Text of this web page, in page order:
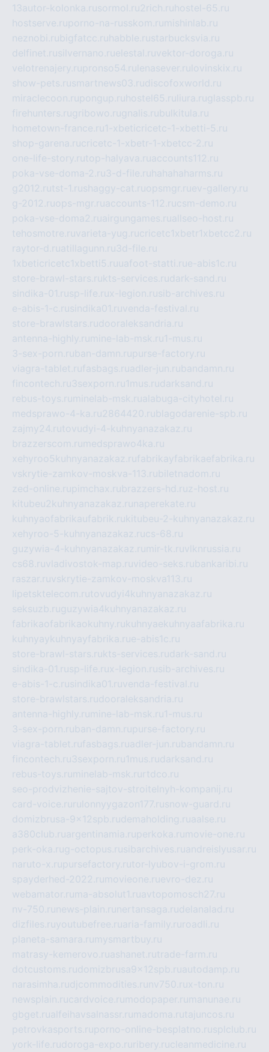
13autor-kolonka.rusormol.ru2rich.ru hostel-65.ru
hostserve.ruporno-na-russkom.ru mishinlab.ru
neznobi.rubigfatcc.ru habble.rustarbucksvia.ru
delfinet.rusilvernano.ruelestal.ruvektor-doroga.ru
velotrenajery.rupronso54.ru lenasever.ru lovinskix.ru
show-pets.rusmartnews03.rudiscofoxworld.ru
miraclecoon.rupongup.ru hostel65.ru liura.ruglasspb.ru
firehunters.rugribowo.rugnalis.rubulkitula.ru
hometown-france.ru1-xbeticricetc-1-xbetti-5.ru
shop-garena.rucricetc-1-xbetr-1-xbetcc-2.ru
one-life-story.rutop-halyava.ruaccounts112.ru
poka-vse-doma-2.ru3-d-file.ru hahahaharms.ru
g2012.rutst-1.rushaggy-cat.ruopsmgr.ruev-gallery.ru
g-2012.ruops-mgr.ruaccounts-112.rucsm-demo.ru
poka-vse-doma2.ruairgungames.ruallseo-host.ru
tehosmotre.ruvarieta-yug.rucricetc1xbetr1xbetcc2.ru
raytor-d.ruatillagunn.ru3d-file.ru
1xbeticricetc1xbetti5.ruuafoot-statti.rue-abis1c.ru
store-brawl-stars.rukts-services.rudark-sand.ru
sindika-01.rusp-life.rux-legion.rusib-archives.ru
e-abis-1-c.rusindika01.ruvenda-festival.ru
store-brawlstars.rudooraleksandria.ru
antenna-highly.ru mine-lab-msk.ru1-mus.ru
3-sex-porn.ruban-damn.rupurse-factory.ru
viagra-tablet.rufasbags.ruadler-jun.rubandamn.ru
fincontech.ru3sexporn.ru1mus.rudarksand.ru
rebus-toys.ru minelab-msk.rualabuga-cityhotel.ru
medsprawo-4-ka.ru2864420.rublagodarenie-spb.ru
zajmy24.rutovudyi-4-kuhnyanazakaz.ru
brazzerscom.ru medsprawo4ka.ru
xehyroo5kuhnyanazakaz.rufabrikayfabrikaefabrika.ru
vskrytie-zamkov-moskva-113.rubiletnadom.ru
zed-online.rupimchax.rubrazzers-hd.ruz-host.ru
kitubeu2kuhnyanazakaz.ru naperekate.ru
kuhnyaofabrikaufabrik.rukitubeu-2-kuhnyanazakaz.ru
xehyroo-5-kuhnyanazakaz.rucs-68.ru
guzywia-4-kuhnyanazakaz.ru mir-tk.ruvlknrussia.ru
cs68.ruvladivostok-map.ruvideo-seks.rubankaribi.ru
raszar.ruvskrytie-zamkov-moskva113.ru
lipetsktelecom.rutovudyi4kuhnyanazakaz.ru
seksuzb.ruguzywia4kuhnyanazakaz.ru
fabrikaofabrikaokuhny.rukuhnyaekuhnyaafabrika.ru
kuhnyaykuhnyayfabrika.rue-abis1c.ru
store-brawl-stars.rukts-services.rudark-sand.ru
sindika-01.rusp-life.rux-legion.rusib-archives.ru
e-abis-1-c.rusindika01.ruvenda-festival.ru
store-brawlstars.rudooraleksandria.ru
antenna-highly.ru mine-lab-msk.ru1-mus.ru
3-sex-porn.ruban-damn.rupurse-factory.ru
viagra-tablet.rufasbags.ruadler-jun.rubandamn.ru
fincontech.ru3sexporn.ru1mus.rudarksand.ru
rebus-toys.ru minelab-msk.ru rtdco.ru
seo-prodvizhenie-sajtov-stroitelnyh-kompanij.ru
card-voice.ru rulonnyygazon177.rusnow-guard.ru
domizbrusa-9x12spb.rudemaholding.ruaalse.ru
a380club.ruargentinamia.ruperkoka.ru movie-one.ru
perk-oka.rug-octopus.rusibarchives.ruandreislyusar.ru
naruto-x.rupursefactory.rutor-lyubov-i-grom.ru
spayderhed-2022.ru movieone.ruevro-dez.ru
webamator.ru ma-absolut1.ruavtopomosch27.ru
nv-750.ru news-plain.ru nertansaga.rudelanalad.ru
dizfiles.ruyoutubefree.ruaria-family.ru roadli.ru
planeta-samara.ru mysmartbuy.ru
matrasy-kemerovo.ruashanet.rutrade-farm.ru
dotcustoms.rudomizbrusa9x12spb.ruautodamp.ru
narasimha.rudjcommodities.ru nv750.rux-ton.ru
newsplain.rucardvoice.ru modopaper.ru manunae.ru
gbget.rualfeihavsalnassr.ru madoma.rutajuncos.ru
petrovkasports.ruporno-online-besplatno.rusplclub.ru
york-life.rudoroga-expo.ru ribery.rucleanmedicine.ru